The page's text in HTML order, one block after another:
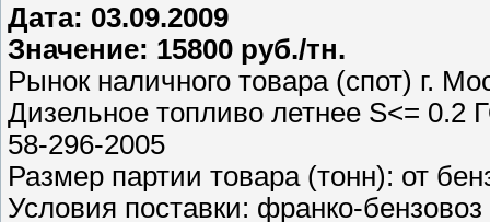
Дата: 03.09.2009
Значение: 15800 руб./тн.
Рынок наличного товара (спот) г.
Дизельное топливо летнее S<=
58-296-2005
Размер партии товара (тонн): от
Условия поставки: франко-бензовоз